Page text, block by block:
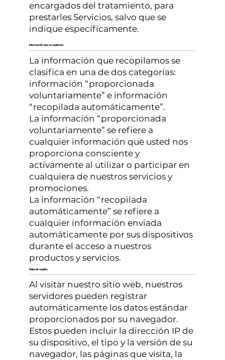
encargados del tratamiento, para
prestarles Servicios, salvo que se
indique específicamente.
Información que recopilamos
La información que recopilamos se
clasifica en una de dos categorías:
información “proporcionada
voluntariamente” e información
“recopilada automáticamente”.
La información “proporcionada
voluntariamente” se refiere a
cualquier información que usted nos
proporciona consciente y
activamente al utilizar o participar en
cualquiera de nuestros servicios y
promociones.
La información “recopilada
automáticamente” se refiere a
cualquier información enviada
automáticamente por sus dispositivos
durante el acceso a nuestros
productos y servicios.
Datos de registro
Al visitar nuestro sitio web, nuestros
servidores pueden registrar
automáticamente los datos estándar
proporcionados por su navegador.
Estos pueden incluir la dirección IP de
su dispositivo, el tipo y la versión de su
navegador, las páginas que visita, la